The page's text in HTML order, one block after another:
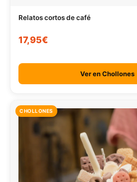
Relatos cortos de café
17,95€
Ver en Chollones
CHOLLONES